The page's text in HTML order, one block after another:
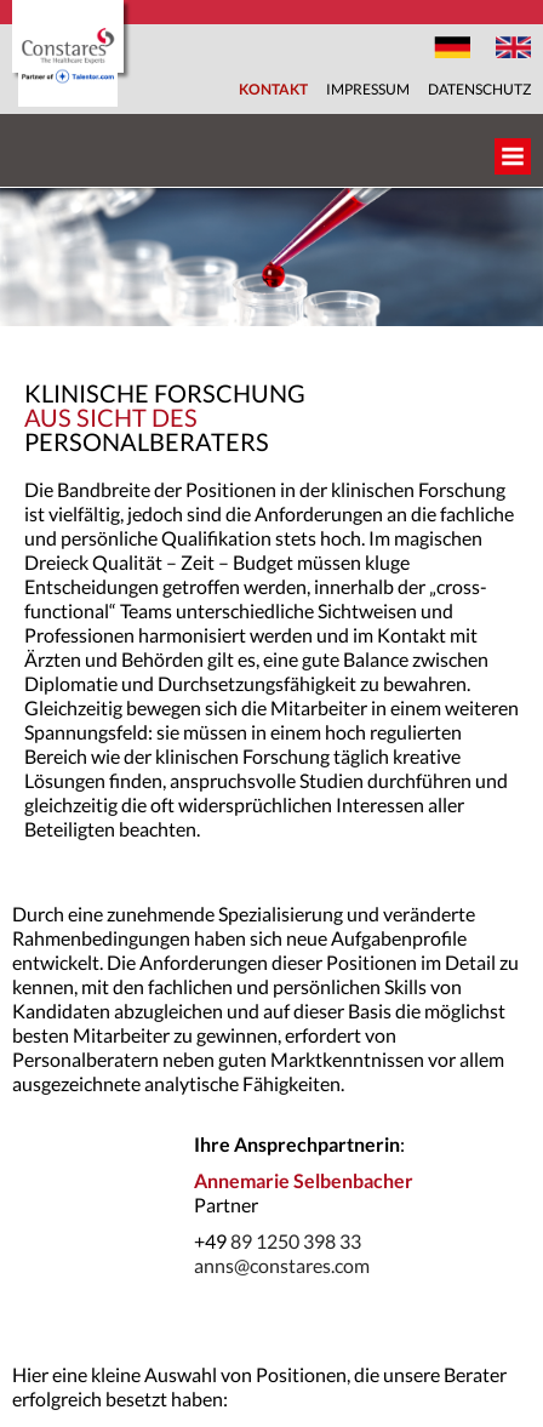
KONTAKT IMPRESSUM DATENSCHUTZ
ÜBER UNS
UNSER TEAM
FACHBEREICHE
SERVICES
KARRIEREPORTAL
REFERENZEN
BRANCHENINFOS
NEWS
KLINISCHE FORSCHUNG
AUS SICHT DES
PERSONALBERATERS
Die Bandbreite der Positionen in der klinischen Forschung
ist vielfältig, jedoch sind die Anforderungen an die fachliche
und persönliche Qualifikation stets hoch. Im magischen
Dreieck Qualität – Zeit – Budget müssen kluge
Entscheidungen getroffen werden, innerhalb der „cross-
functional“ Teams unterschiedliche Sichtweisen und
Professionen harmonisiert werden und im Kontakt mit
Ärzten und Behörden gilt es, eine gute Balance zwischen
Diplomatie und Durchsetzungsfähigkeit zu bewahren.
Gleichzeitig bewegen sich die Mitarbeiter in einem weiteren
Spannungsfeld: sie müssen in einem hoch regulierten
Bereich wie der klinischen Forschung täglich kreative
Lösungen finden, anspruchsvolle Studien durchführen und
gleichzeitig die oft widersprüchlichen Interessen aller
Beteiligten beachten.
Durch eine zunehmende Spezialisierung und veränderte
Rahmenbedingungen haben sich neue Aufgabenprofile
entwickelt. Die Anforderungen dieser Positionen im Detail zu
kennen, mit den fachlichen und persönlichen Skills von
Kandidaten abzugleichen und auf dieser Basis die möglichst
besten Mitarbeiter zu gewinnen, erfordert von
Personalberatern neben guten Marktkenntnissen vor allem
ausgezeichnete analytische Fähigkeiten.
Ihre Ansprechpartnerin:
Annemarie Selbenbacher
Partner
+4989 1250 398 33
anns@constares.com
Hier eine kleine Auswahl von Positionen, die unsere Berater
erfolgreich besetzt haben: